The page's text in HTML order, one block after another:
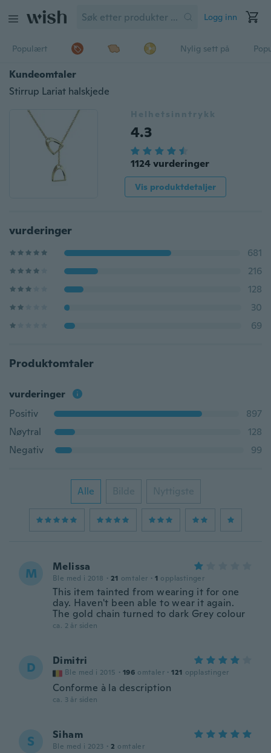
Logg inn
Populært Nylig sett på
Kundeomtaler
Stirrup Lariat halskjede
Helhetsinntrykk
4.3
1124 vurderinger
Vis produktdetaljer
vurderinger
681
216
128
30
69
Produktomtaler
vurderinger
Positiv
897
Nøytral
128
Negativ
99
Alle Bilde Nyttigste
M Melissa
Ble med i 2018 · 21 omtaler · 1 opplastinger
This item tainted from wearing it for one
day. Haven't been able to wear it again.
The gold chain turned to dark Grey colour
ca. 2 år siden
D Dimitri
Ble med i 2015 · 196 omtaler · 121 opplastinger
Conforme à la description
ca. 3 år siden
S Siham
Ble med i 2023 · 2 omtaler